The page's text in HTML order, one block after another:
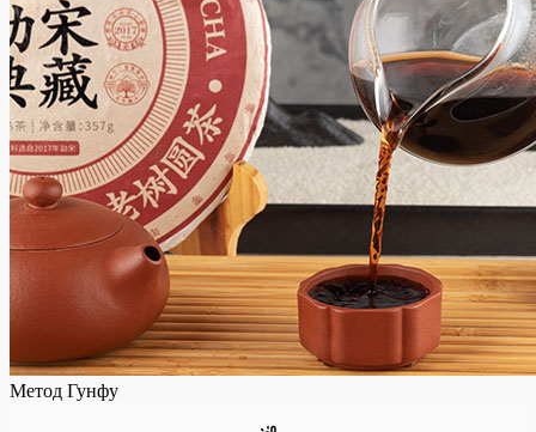
Метод Гунфу